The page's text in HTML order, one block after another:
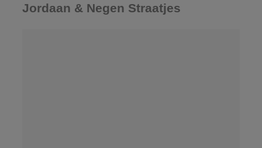
Jordaan & Negen Straatjes